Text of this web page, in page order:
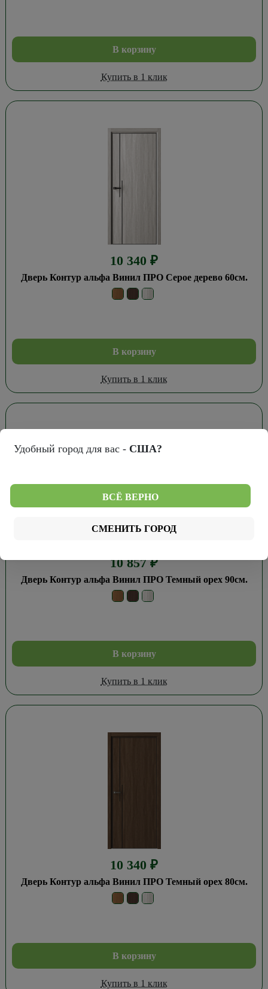
В корзину
Купить в 1 клик
10 340 ₽
Дверь Контур альфа Винил ПРО Серое дерево 60см.
В корзину
Купить в 1 клик
10 857₽
Дверь Контур альфа Винил ПРО Темный орех 90см.
В корзину
Купить в 1 клик
10 340 ₽
Дверь Контур альфа Винил ПРО Темный орех 80см.
В корзину
Купить в 1 клик
Удобный город для вас - США?
ВСЁ ВЕРНО
СМЕНИТЬ ГОРОД